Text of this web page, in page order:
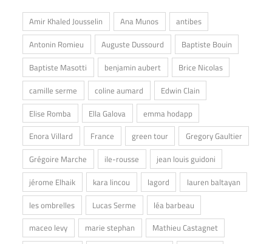
Amir Khaled Jousselin Ana Munos
antibes
Antonin Romieu
Auguste Dussourd
Baptiste Bouin
Baptiste Masotti
benjamin aubert
Brice Nicolas
camille serme
coline aumard
Edwin Clain
Elise Romba
Ella Galova
emma hodapp
Enora Villard
France green tour
Gregory Gaultier
Grégoire Marche
ile-rousse
jean louis guidoni
jérome Elhaik
kara lincou lagord
lauren baltayan
les ombrelles
Lucas Serme
léa barbeau
maceo levy
marie stephan
Mathieu Castagnet